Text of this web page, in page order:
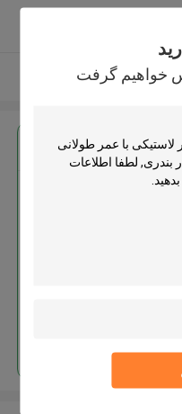
خواهیم گرفت
براي
از فندر لاستیکی با